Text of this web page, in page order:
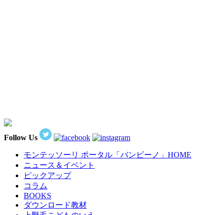
Follow Us
モンテッソーリ ポータル「バンビーノ」 HOME
ニュース＆イベント
ピックアップ
コラム
BOOKS
ダウンロード教材